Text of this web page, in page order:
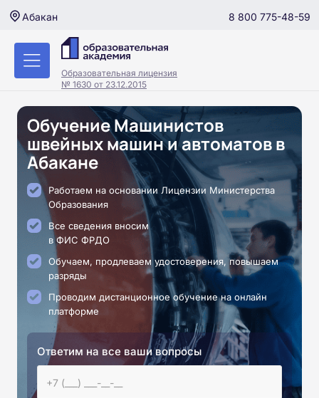
Абакан 8 800 775-48-59
Образовательная лицензия
№ 1630 от 23.12.2015
Обучение Машинистов
швейных машин и автоматов в
Абакане
Работаем на основании Лицензии Министерства
Образования
Все сведения вносим
в ФИС ФРДО
Обучаем, продлеваем удостоверения, повышаем
разряды
Проводим дистанционное обучение на онлайн
платформе
Ответим на все ваши вопросы